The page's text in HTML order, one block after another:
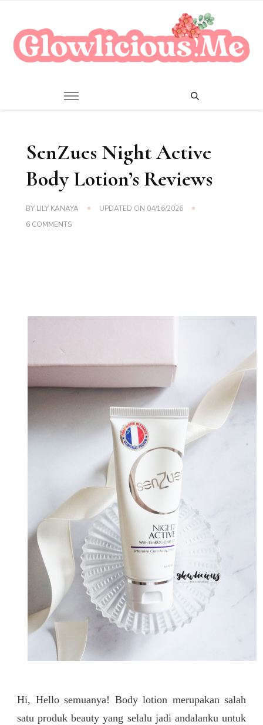
SenZues Night Active
Body Lotion’s Reviews
BY LILY KANAYA UPDATED ON 04/16/2026
6 COMMENTSON
Hi, Hello semuanya! Body lotion merupakan salah
satu produk beauty yang selalu jadi andalanku untuk